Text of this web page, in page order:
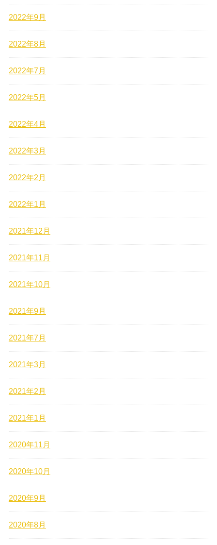
2022年9月
2022年8月
2022年7月
2022年5月
2022年4月
2022年3月
2022年2月
2022年1月
2021年12月
2021年11月
2021年10月
2021年9月
2021年7月
2021年3月
2021年2月
2021年1月
2020年11月
2020年10月
2020年9月
2020年8月